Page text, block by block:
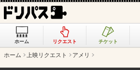
ホーム リクエスト チケット
ホーム 上映リクエスト アメリ